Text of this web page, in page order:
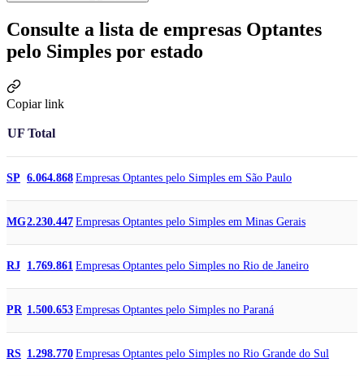
Consulte a lista de empresas Optantes
pelo Simples por estado
Copiar link
UF Total
SP 6.064.868 Empresas Optantes pelo Simples em São Paulo
MG2.230.447 Empresas Optantes pelo Simples em Minas Gerais
RJ 1.769.861 Empresas Optantes pelo Simples no Rio de Janeiro
PR 1.500.653 Empresas Optantes pelo Simples no Paraná
RS 1.298.770 Empresas Optantes pelo Simples no Rio Grande do Sul